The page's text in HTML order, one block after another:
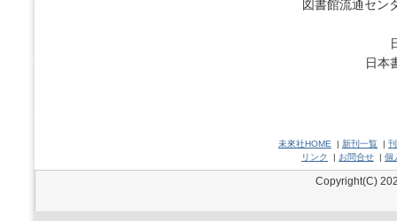
図書館流通セン
日本
未來社HOME | 新刊一覧 |
リンク
| お問合せ | 個
Copyright(C)